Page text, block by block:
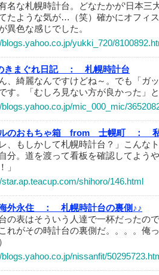
名な札幌時計台。どなたかが‘日本三
たような気が…（笑）確かにオフィ
異色な感じでした。
blogs.yahoo.co.jp/yukki_720/
きまぐれ日記 ：
札幌時計台
、綺麗なんですけどね～。でも「ガ
す。「むしろ見ない方が良かった
blogs.yahoo.co.jp/mic_000_mic/
ルのおもちゃ箱 from 士幌町 ：
レ、もしかして札幌時計台？」こんな
分。道を渡って看板を確認してよう
」
star.ap.teacup.com/shihoro/146.html
外永住 ：
札幌時計台の裏側♪♪
の表はそういう人達で一杯だったの
れがその時計台の裏側だ。。。。俺
blogs.yahoo.co.jp/nissanfit/